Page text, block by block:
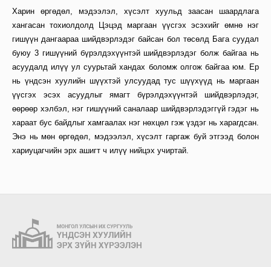
Харин өргөдөл, мэдээлэл, хүсэлт хуульд заасан шаардлага
хангасан тохиолдолд Цэцэд маргаан үүсгэх эсэхийг өмнө нэг
гишүүн дангаараа шийдвэрлэдэг байсан бол төсөлд Бага суудал
буюу 3 гишүүний бүрэлдэхүүнтэй шийдвэрлэдэг болж байгаа нь
асуудалд илүү ул суурьтай хандах боломж олгож байгаа юм. Ер
нь үндсэн хуулийн шүүхтэй улсуудад тус шүүхүүд нь маргаан
үүсгэх эсэх асуудлыг ямагт бүрэлдэхүүнтэй шийдвэрлэдэг,
өөрөөр хэлбэл, нэг гишүүний саналаар шийдвэрлэдэггүй гэдэг нь
хараат бус байдлыг хамгаалах нэг нөхцөл гэж үздэг нь харагдсан.
Энэ нь мөн өргөдөл, мэдээлэл, хүсэлт гаргаж буй этгээд болон
хариуцагчийн эрх ашигт ч илүү нийцэх учиртай.